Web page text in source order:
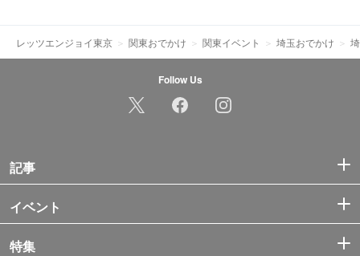
レッツエンジョイ東京 関東おでかけ 関東イベント 埼玉おでかけ
Follow Us
記事
イベント
特集